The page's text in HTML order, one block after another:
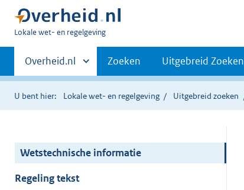
U
hier:
Lokale wet- en regelgeving
Primaire
navigatie
Andere
sites
binnen
Overheid.nl Zoeken Uitgebreid Zoeken
U bent hier: Lokale wet- en regelgeving Uitgebreid zoeken
Wetstechnische informatie
Regeling tekst